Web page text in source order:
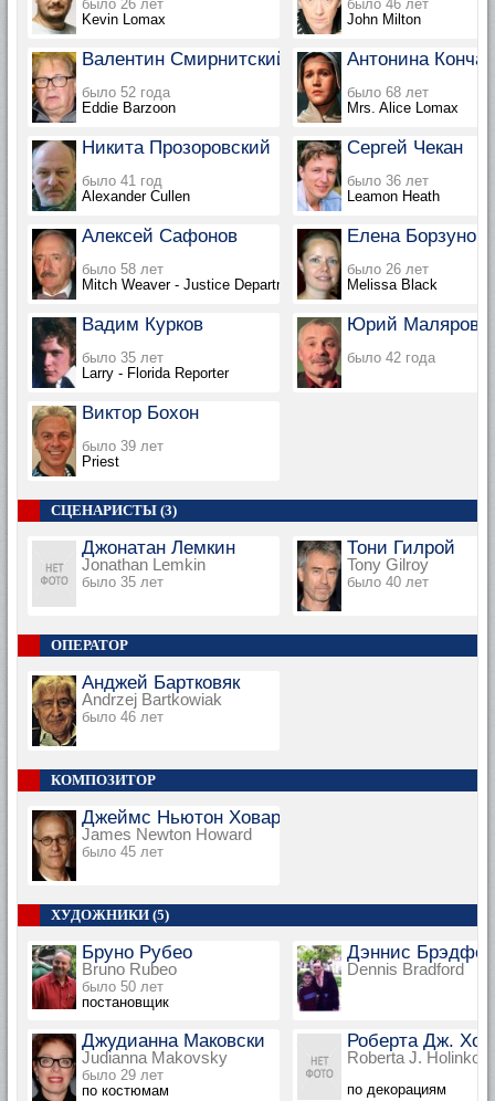
было 26 лет
Kevin Lomax
было 46 лет
John Milton
Валентин Смирнитский
было 52 года
Eddie Barzoon
Антонина
было 68 лет
Mrs. Alice Lomax
Никита Прозоровский
было 41 год
Alexander Cullen
Сергей Чекан
было 36 лет
Leamon Heath
Алексей Сафонов
было 58 лет
Mitch Weaver - Justice Department; Garson Deeds - Florida
Елена Борзунова
было 26 лет
Melissa Black
Вадим Курков
было 35 лет
Larry - Florida Reporter
Юрий Маляров
было 42 года
Виктор Бохон
было 39 лет
Priest
СЦЕНАРИСТЫ (3)
Джонатан Лемкин
Jonathan Lemkin
было 35 лет
Тони Гилрой
Tony Gilroy
было 40 лет
ОПЕРАТОР
Анджей Бартковяк
Andrzej Bartkowiak
было 46 лет
КОМПОЗИТОР
Джеймс Ньютон Ховард
James Newton Howard
было 45 лет
ХУДОЖНИКИ (5)
Бруно Рубео
Bruno Rubeo
было 50 лет
постановщик
Дэннис
Dennis Bradford
Джудианна Маковски
Judianna Makovsky
было 29 лет
по костюмам
Роберта Дж.
Roberta J. Holinko
по декорациям